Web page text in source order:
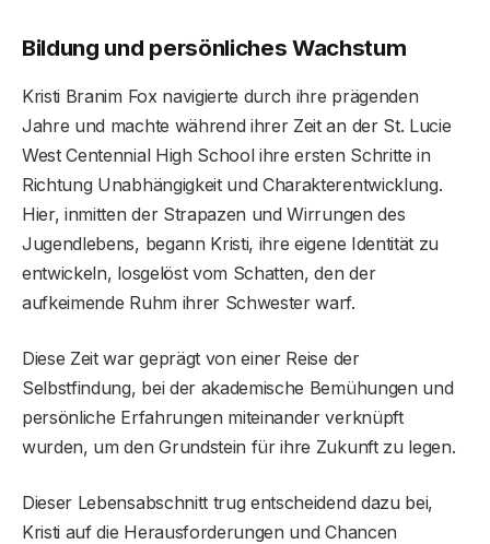
Bildung und persönliches Wachstum
Kristi Branim Fox navigierte durch ihre prägenden
Jahre und machte während ihrer Zeit an der St. Lucie
West Centennial High School ihre ersten Schritte in
Richtung Unabhängigkeit und Charakterentwicklung.
Hier, inmitten der Strapazen und Wirrungen des
Jugendlebens, begann Kristi, ihre eigene Identität zu
entwickeln, losgelöst vom Schatten, den der
aufkeimende Ruhm ihrer Schwester warf.
Diese Zeit war geprägt von einer Reise der
Selbstfindung, bei der akademische Bemühungen und
persönliche Erfahrungen miteinander verknüpft
wurden, um den Grundstein für ihre Zukunft zu legen.
Dieser Lebensabschnitt trug entscheidend dazu bei,
Kristi auf die Herausforderungen und Chancen